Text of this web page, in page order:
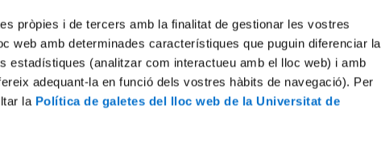
pròpies i de tercers amb la finalitat de gestionar les vostres
web amb determinades característiques que puguin diferenciar la
estadístiques (analitzar com interactueu amb el lloc web) i amb
adequant-la en funció dels vostres hàbits de navegació). Per
la Política de galetes del lloc web de la Universitat de
Try again